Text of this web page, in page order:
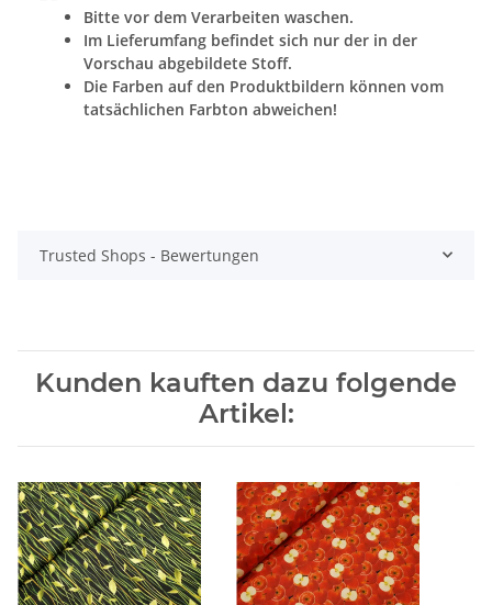
Bitte vor dem Verarbeiten waschen.
Im Lieferumfang befindet sich nur der in der
Vorschau abgebildete Stoff.
Die Farben auf den Produktbildern können vom
tatsächlichen Farbton abweichen!
Trusted Shops - Bewertungen
Kunden kauften dazu folgende
Artikel: